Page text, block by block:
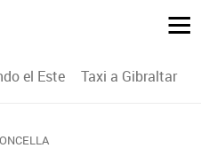
el Este Taxi a Gibraltar